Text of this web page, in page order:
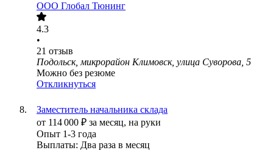
ООО Глобал Тюнинг
4.3
•
21 отзыв
Подольск, микрорайон Климовск, улица Суворова, 5
Можно без резюме
Откликнуться
Заместитель начальника склада
от 114 000 ₽ за месяц, на руки
Опыт 1-3 года
Выплаты: Два раза в месяц